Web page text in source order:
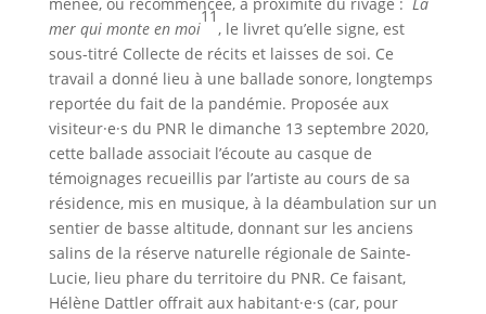
mer qui monte en moi
11
, le livret qu’elle signe, est
sous-titré Collecte de récits et laisses de soi. Ce
travail a donné lieu à une ballade sonore, longtemps
reportée du fait de la pandémie. Proposée aux
visiteur·e·s du PNR le dimanche 13 septembre 2020,
cette ballade associait l’écoute au casque de
témoignages recueillis par l’artiste au cours de sa
résidence, mis en musique, à la déambulation sur un
sentier de basse altitude, donnant sur les anciens
salins de la réserve naturelle régionale de Sainte-
Lucie, lieu phare du territoire du PNR. Ce faisant,
Hélène Dattler offrait aux habitant·e·s (car, pour